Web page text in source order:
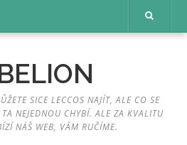
SICE LECCOS NAJÍT, ALE CO SE
NEJEDNOU CHYBÍ. ALE ZA KVALITU
NÁŠ WEB, VÁM RUČÍME.